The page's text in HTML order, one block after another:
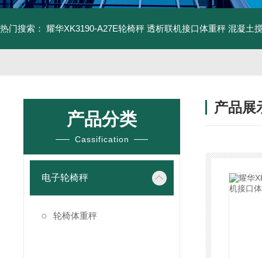
热门搜索： 耀华XK3190-A27E轮椅秤 透析联机接口体重秤 混凝土
产品分类
Cassification
电子轮椅秤
轮椅体重秤
产品展